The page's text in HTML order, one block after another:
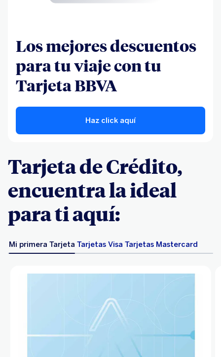
Los mejores descuentos
para tu viaje con tu
Tarjeta BBVA
Haz click aquí
Tarjeta de Crédito,
encuentra la ideal
para ti aquí:
Mi primera Tarjeta Tarjetas Visa Tarjetas Mastercard